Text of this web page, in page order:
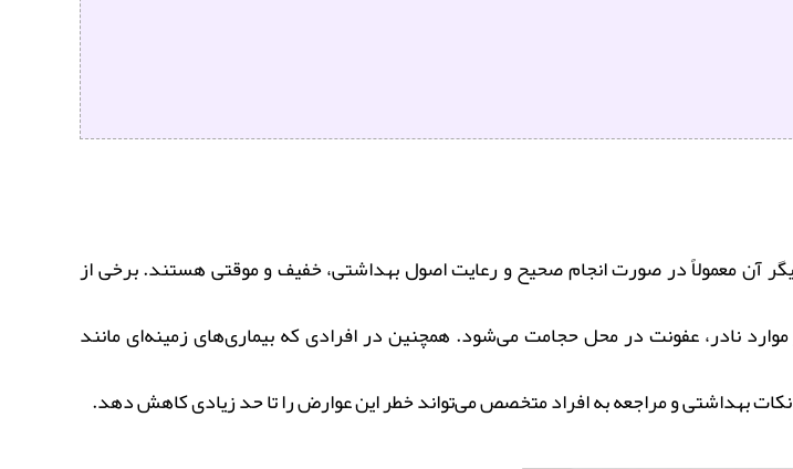
آن معمولاً در صورت انجام صحیح و رعایت اصول بهداشتی، خفیف و موقتی هستند. برخی از
نادر، عفونت در محل حجامت می‌شود. همچنین در افرادی که بیماری‌های زمینه‌ای مانند
نکات بهداشتی و مراجعه به افراد متخصص می‌تواند خطر این عوارض را تا حد زیادی کاهش دهد.